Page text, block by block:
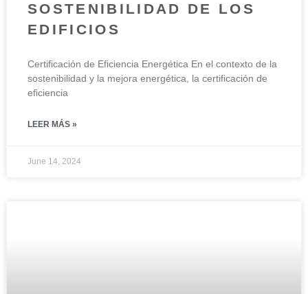
SOSTENIBILIDAD DE LOS
EDIFICIOS
Certificación de Eficiencia Energética En el contexto de la
sostenibilidad y la mejora energética, la certificación de
eficiencia
LEER MÁS »
June 14, 2024